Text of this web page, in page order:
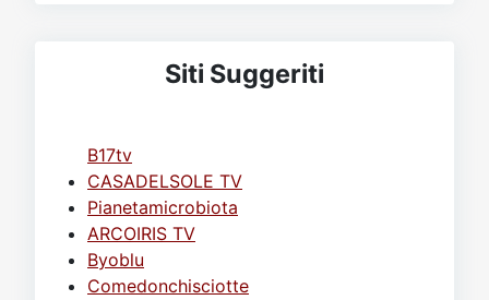
Siti Suggeriti
B17tv
CASADELSOLE TV
Pianetamicrobiota
ARCOIRIS TV
Byoblu
Comedonchisciotte